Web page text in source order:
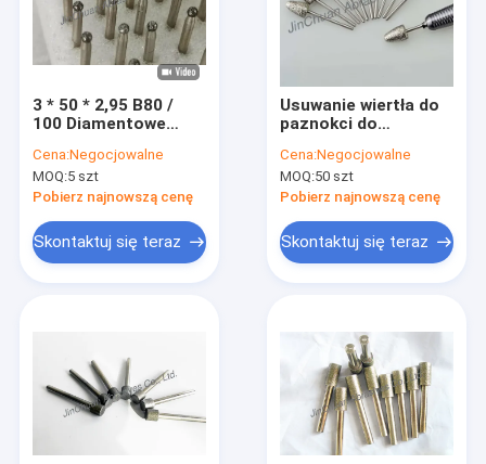
3 * 50 * 2,95 B80 /
100 Diamentowe
Wiertło żaroodporne
Cena:Negocjowalne
MOQ:5 szt
Pobierz najnowszą cenę
Skontaktuj się teraz
Usuwanie wiertła do
paznokci do
Diamentowe szpilki
szlifierskie
Cena:Negocjowalne
MOQ:50 szt
Pobierz najnowszą cenę
Skontaktuj się teraz